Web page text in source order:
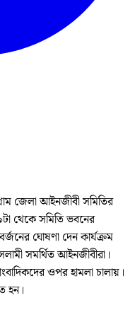
জেলা আইনজীবী সমিতির
থেকে সমিতি ভবনের
ঘোষণা দেন কার্যক্রম
সমর্থিত আইনজীবীরা।
ওপর হামলা চালায়।
হন।